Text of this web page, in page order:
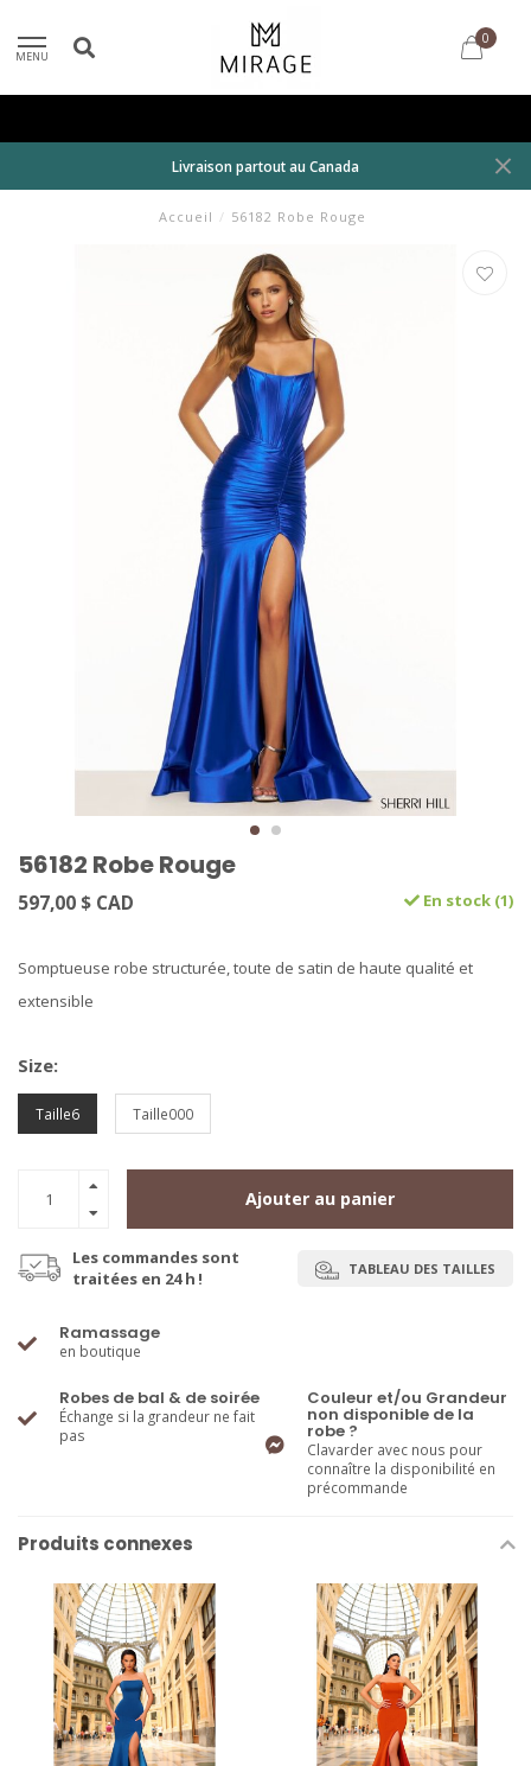
MENU
0
Livraison partout au Canada
Accueil / 56182 Robe Rouge
56182 Robe Rouge
597,00 $ CAD En stock (1)
Somptueuse robe structurée, toute de satin de haute qualité et
extensible
Size:
Taille6 Taille000
Ajouter au panier
Les commandes sont
traitées en 24 h !
TABLEAU DES TAILLES
Ramassage
en boutique
Robes de bal & de soirée
Échange si la grandeur ne fait
pas
Couleur et/ou Grandeur
non disponible de la
robe ?
Clavarder avec nous pour
connaître la disponibilité en
précommande
Produits connexes